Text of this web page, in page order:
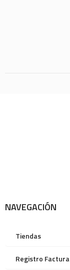
NAVEGACIÓN
Tiendas
Registro Factura